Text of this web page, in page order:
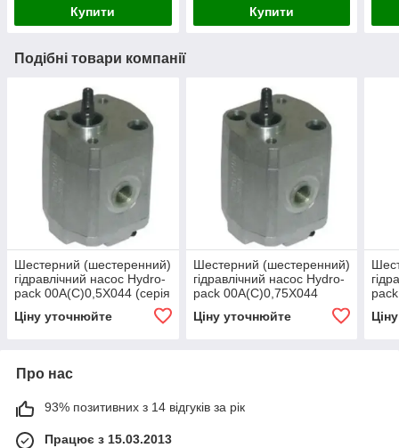
Купити Купити
Подібні товари компанії
Шестерний (шестеренний)
гідравлічний насос Hydro-
pack 00A(C)0,5X044 (серія
Ціну уточнюйте
Шестерний (шестеренний)
гідравлічний насос Hydro-
pack 00A(C)0,75X044
Ціну уточнюйте
Про нас
93% позитивних з 14 відгуків за рік
Працює з 15.03.2013